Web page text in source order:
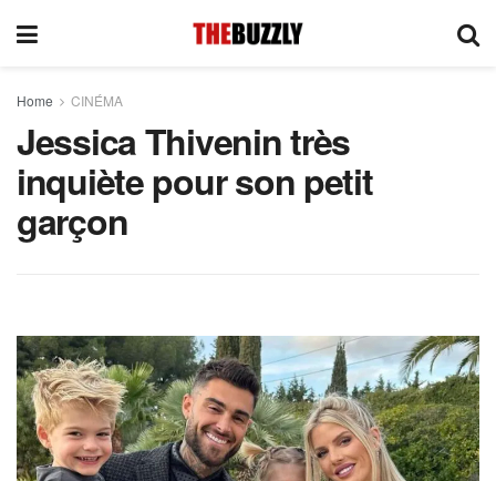
Home CINÉMA
Jessica Thivenin très
inquiète pour son petit
garçon